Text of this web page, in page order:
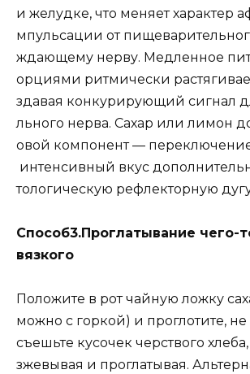
и желудке, что меняет характер
мпульсации от
ждающему нерву. Медленное
орциями ритмически
здавая конкурирующий сигнал
льного нерва. Сахар или лимон
овой компонент —
интенсивный вкус
тологическую рефлекторную
Способ3.Проглатывание чего-
вязкого
Положите в рот чайную ложку
можно с горкой) и проглотите,
съешьте кусочек черствого
зжевывая и проглатывая.